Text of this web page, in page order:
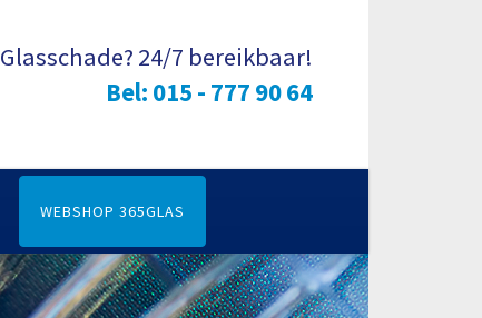
Glasschade? 24/7 bereikbaar!
Bel: 015 - 777 90 64
WEBSHOP 365GLAS